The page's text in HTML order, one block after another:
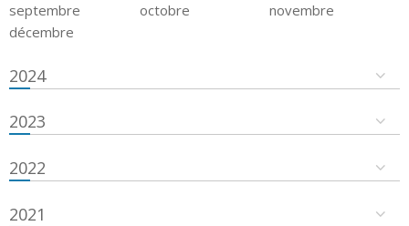
septembre
octobre
novembre
décembre
2024
2023
2022
2021